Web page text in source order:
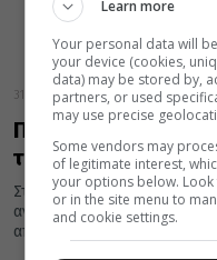
31 Οκτωβρίου 2023
Πανηγυρικός
της ελεήμονος
Στην προσφώνηση του ο
αναφέρθηκε σύντομα στον
από την Πατερική σοφία...
Learn more
Your personal data will
your device (cookies,
data) may be stored by,
partners, or used
may use precise
Some vendors may
of legitimate interest,
your options below.
or in the site menu to
and cookie settings.